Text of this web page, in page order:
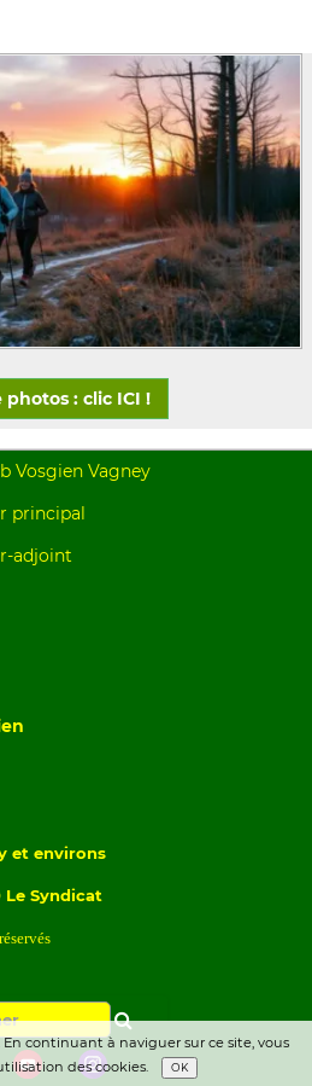
: clic ICI !
Vosgien Vagney
principal
adjoint
et environs
Le Syndicat
En continuant à naviguer sur ce site, vous
des cookies.
OK